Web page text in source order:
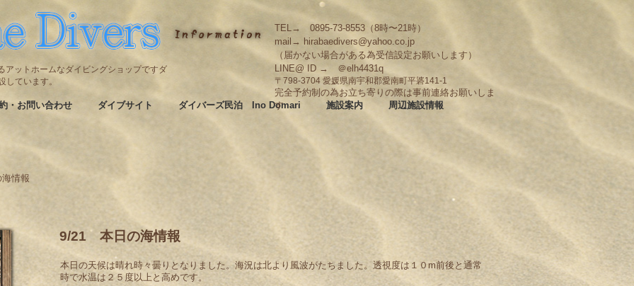
ットホームなダイビングショップですダ
ています。
TEL→ 0895-73-8553（8時〜21時）
mail→ hirabaedivers@yahoo.co.jp
（届かない場合がある為受信設定お願いします）
LINE@ ID → ＠elh4431q
〒798-3704 愛媛県南宇和郡愛南町平碆141-1
完全予約制の為お立ち寄りの際は事前連絡お願いしま
す
・お問い合わせ ダイブサイト ダイバーズ民泊 Ino Domari 施設案内 周辺施設情報
情報
9/21 本日の海情報
本日の天候は晴れ時々曇りとなりました。海況は北より風波がたちました。透視度は１０m前後と通常
時で水温は２５度以上と高めです。